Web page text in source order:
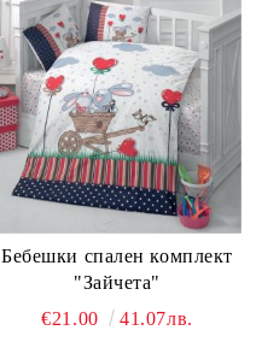
Бебешки спален комплект
"Зайчета"
€21.00
41.07лв.